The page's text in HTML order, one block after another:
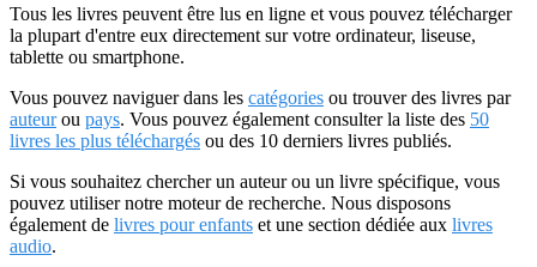
Tous les livres peuvent être lus en ligne et vous pouvez télécharger
la plupart d'entre eux directement sur votre ordinateur, liseuse,
tablette ou smartphone.
Vous pouvez naviguer dans les catégories ou trouver des livres par
auteurou pays. Vous pouvez également consulter la liste des 50
livres les plus téléchargés ou des 10 derniers livres publiés.
Si vous souhaitez chercher un auteur ou un livre spécifique, vous
pouvez utiliser notre moteur de recherche. Nous disposons
également de livres pour enfants et une section dédiée aux livres
audio.